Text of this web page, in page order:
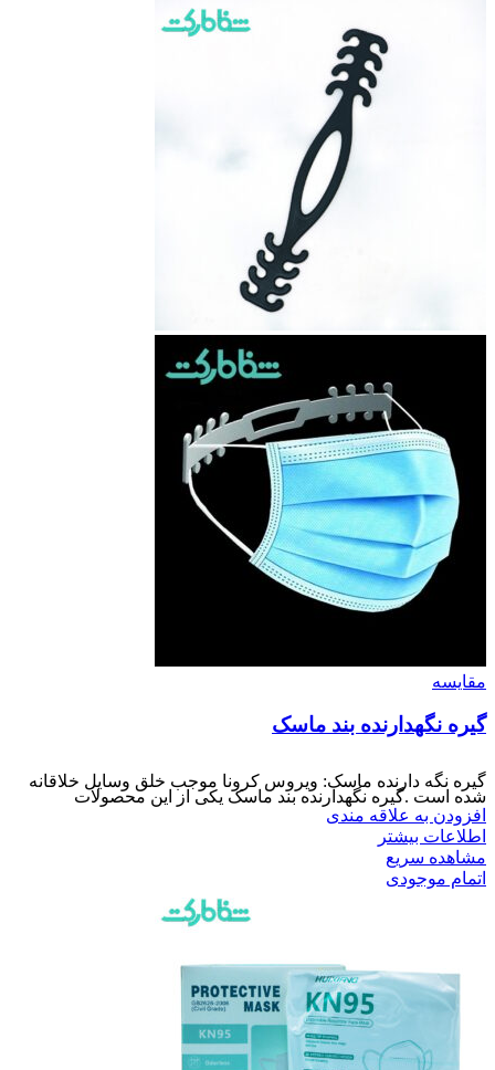
مقایسه
گیره نگهدارنده بند ماسک
گیره نگه دارنده ماسک: ویروس کرونا موجب خلق وسایل خلاقانه
شده است .گیره نگهدارنده بند ماسک یکی از این محصولات
افزودن به علاقه مندی
اطلاعات بیشتر
مشاهده سریع
اتمام موجودی